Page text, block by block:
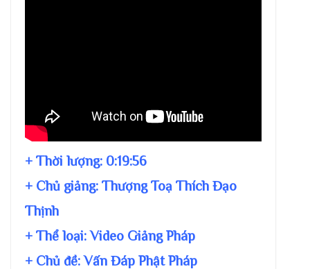
+ Thời lượng: 0:19:56
+ Chủ giảng: Thượng Toạ Thích Đạo
Thịnh
+ Thể loại: Video Giảng Pháp
+ Chủ đề:Vấn Đáp Phật Pháp